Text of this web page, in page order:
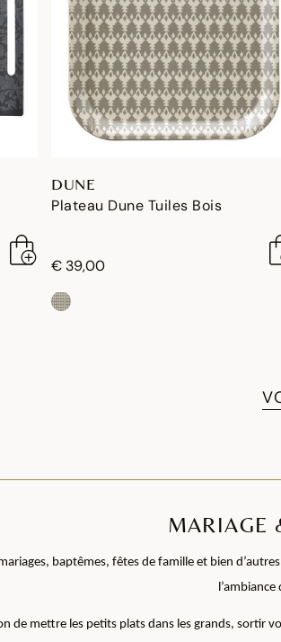
DUNE
Plateau Dune Tuiles Bois
€ 39,00
MARIAGE
baptêmes, fêtes de famille et bien
de mettre les petits plats dans les grands, sortir